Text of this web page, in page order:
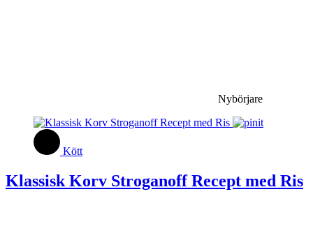
Nybörjare
Kött
Klassisk Korv Stroganoff Recept med Ris